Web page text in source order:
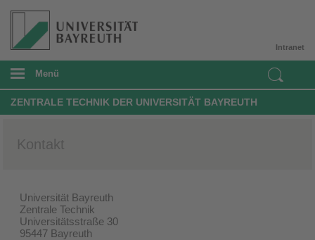
Intranet
Menü
ZENTRALE TECHNIK DER UNIVERSITÄT BAYREUTH
Kontakt
Universität Bayreuth
Zentrale Technik
Universitätsstraße 30
95447 Bayreuth